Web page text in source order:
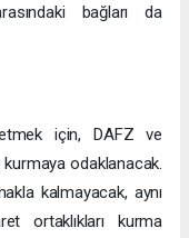
bağları da
etmek için, DAFZ ve
kurmaya odaklanacak.
kalmayacak, aynı
ortaklıkları kurma